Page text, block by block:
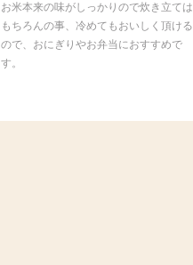
お米本来の味がしっかりので炊き立ては
もちろんの事、冷めてもおいしく頂ける
ので、おにぎりやお弁当におすすめで
す。